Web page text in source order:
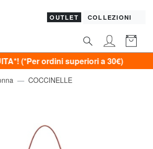
OUTLET COLLEZIONI
ordini superiori a 30€)
COCCINELLE